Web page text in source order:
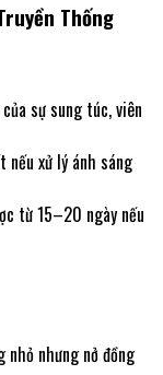
Thống
sự sung túc, viên
nếu xử lý ánh sáng
từ 15–20 ngày nếu
nhỏ nhưng nở đồng